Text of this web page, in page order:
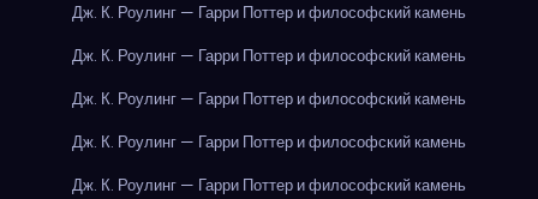
Дж. К. Роулинг — Гарри Поттер и философский камень
Дж. К. Роулинг — Гарри Поттер и философский камень
Дж. К. Роулинг — Гарри Поттер и философский камень
Дж. К. Роулинг — Гарри Поттер и философский камень
Дж. К. Роулинг — Гарри Поттер и философский камень